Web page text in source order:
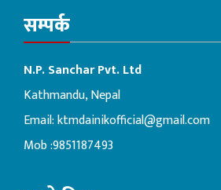
सम्पर्क
N.P. Sanchar Pvt. Ltd
Kathmandu, Nepal
Email:ktmdainikofficial@gmail.com
Mob :9851187493